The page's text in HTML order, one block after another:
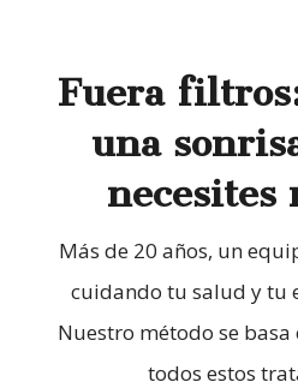
Fuera
una
necesites
Más de 20 años, un
cuidando tu salud y tu
Nuestro método se
todos estos